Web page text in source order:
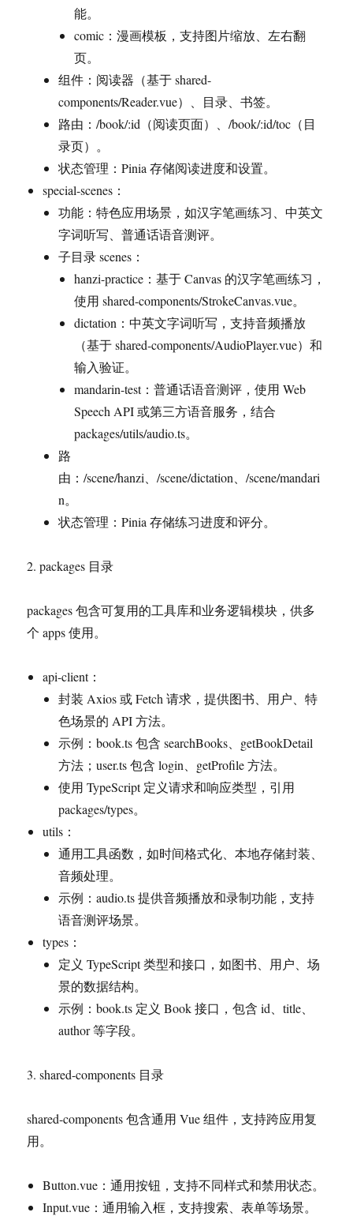
能。
comic：漫画模板，支持图片缩放、左右翻
页。
组件：阅读器（基于 shared-
components/Reader.vue）、目录、书签。
路由：/book/:id（阅读页面）、/book/:id/toc（目
录页）。
状态管理：Pinia 存储阅读进度和设置。
special-scenes：
功能：特色应用场景，如汉字笔画练习、中英文
字词听写、普通话语音测评。
子目录 scenes：
hanzi-practice：基于 Canvas 的汉字笔画练习，
使用 shared-components/StrokeCanvas.vue。
dictation：中英文字词听写，支持音频播放
（基于 shared-components/AudioPlayer.vue）和
输入验证。
mandarin-test：普通话语音测评，使用 Web
Speech API 或第三方语音服务，结合
packages/utils/audio.ts。
路
由：/scene/hanzi、/scene/dictation、/scene/mandari
n。
状态管理：Pinia 存储练习进度和评分。
2. packages 目录
packages 包含可复用的工具库和业务逻辑模块，供多
个 apps 使用。
api-client：
封装 Axios 或 Fetch 请求，提供图书、用户、特
色场景的 API 方法。
示例：book.ts 包含 searchBooks、getBookDetail
方法；user.ts 包含 login、getProfile 方法。
使用 TypeScript 定义请求和响应类型，引用
packages/types。
utils：
通用工具函数，如时间格式化、本地存储封装、
音频处理。
示例：audio.ts 提供音频播放和录制功能，支持
语音测评场景。
types：
定义 TypeScript 类型和接口，如图书、用户、场
景的数据结构。
示例：book.ts 定义 Book 接口，包含 id、title、
author 等字段。
3. shared-components 目录
shared-components 包含通用 Vue 组件，支持跨应用复
用。
Button.vue：通用按钮，支持不同样式和禁用状态。
Input.vue：通用输入框，支持搜索、表单等场景。